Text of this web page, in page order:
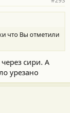
что Вы отметили
сири. А
урезано